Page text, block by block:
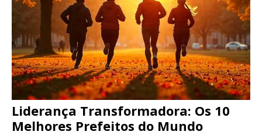
Liderança Transformadora: Os 10
Melhores Prefeitos do Mundo